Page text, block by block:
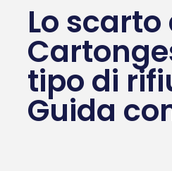
Lo scarto
tipo di
Guida